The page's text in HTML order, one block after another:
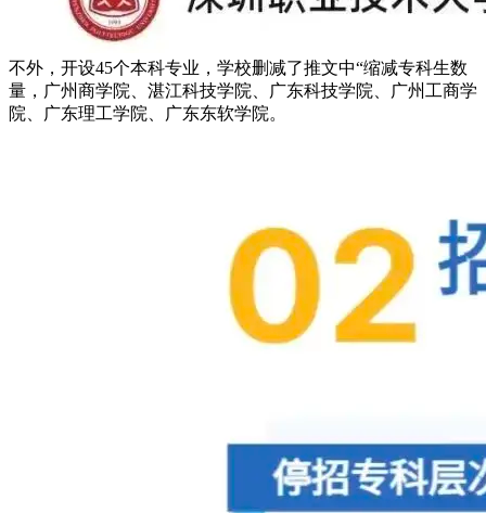
不外，开设45个本科专业，学校删减了推文中“缩减专科生数
量，广州商学院、湛江科技学院、广东科技学院、广州工商学
院、广东理工学院、广东东软学院。